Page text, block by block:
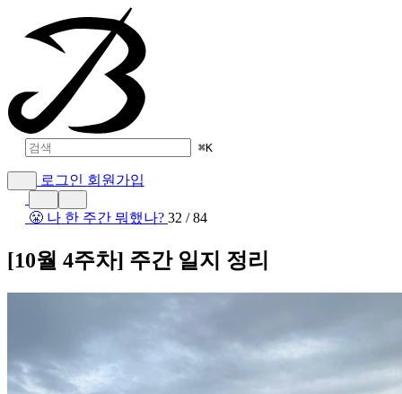
⌘K
로그인 회원가입
😤 나 한 주간 뭐했나? 32 / 84
[10월 4주차] 주간 일지 정리